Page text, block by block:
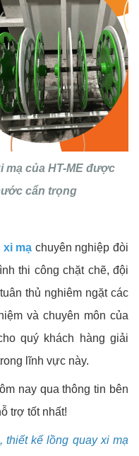
mạ của HT-ME được
cẩn trọng
xi mạ chuyên nghiệp đòi
thi công chặt chẽ, đội
thủ nghiêm ngặt các
và chuyên môn của
quý khách hàng giải
lĩnh vực này.
nay qua thông tin bên
trợ tốt nhất!
thiết kế lồng quay xi mạ